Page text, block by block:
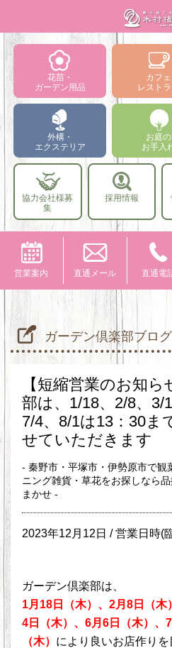
花苗・
ガーデン用品
カフェ
レスト
外構・
エクステリア
お庭の
お手入
協力会社様募
集
採用情報
営業案内 直通メール 直通電
ガーデン倶楽部ブログ
【短縮営業のお知
部は、1/18、2/8、3/
7/4、8/1は13：30ま
せていただきます
- 秦野市・平塚市・伊勢原市で観
ニング雑貨・草花をお探しなら
まかせ -
2023年12月12日 /営業日時(
ガーデン倶楽部は、
1月18日（木）、2月8日（木
4日（木）、6月6日（木）、
（木） により良いお店作り